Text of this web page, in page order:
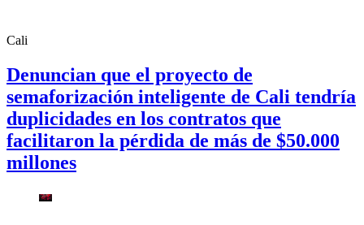
Cali
Denuncian que el proyecto de
semaforización inteligente de Cali tendría
duplicidades en los contratos que
facilitaron la pérdida de más de $50.000
millones